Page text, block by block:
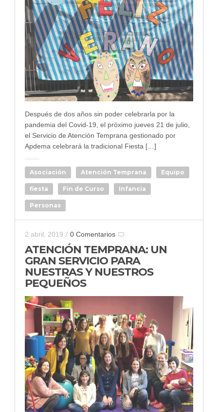
Después de dos años sin poder celebrarla por la
pandemia del Covid-19, el próximo jueves 21 de julio,
el Servicio de Atención Temprana gestionado por
Apdema celebrará la tradicional Fiesta […]
Asociación Atención Temprana Equipo
fiesta Fin de Curso Infancia
Personas
2 abril, 2019 / 0 Comentarios
ATENCIÓN TEMPRANA: UN
GRAN SERVICIO PARA
NUESTRAS Y NUESTROS
PEQUEÑOS